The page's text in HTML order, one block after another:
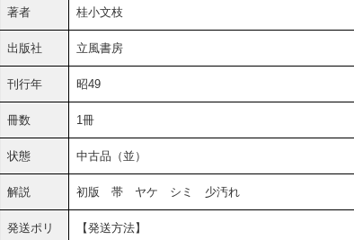
著者 桂小文枝
出版社 立風書房
刊行年 昭49
冊数 1冊
状態 中古品（並）
解説 初版 帯 ヤケ シミ 少汚れ
発送ポリ
【発送方法】